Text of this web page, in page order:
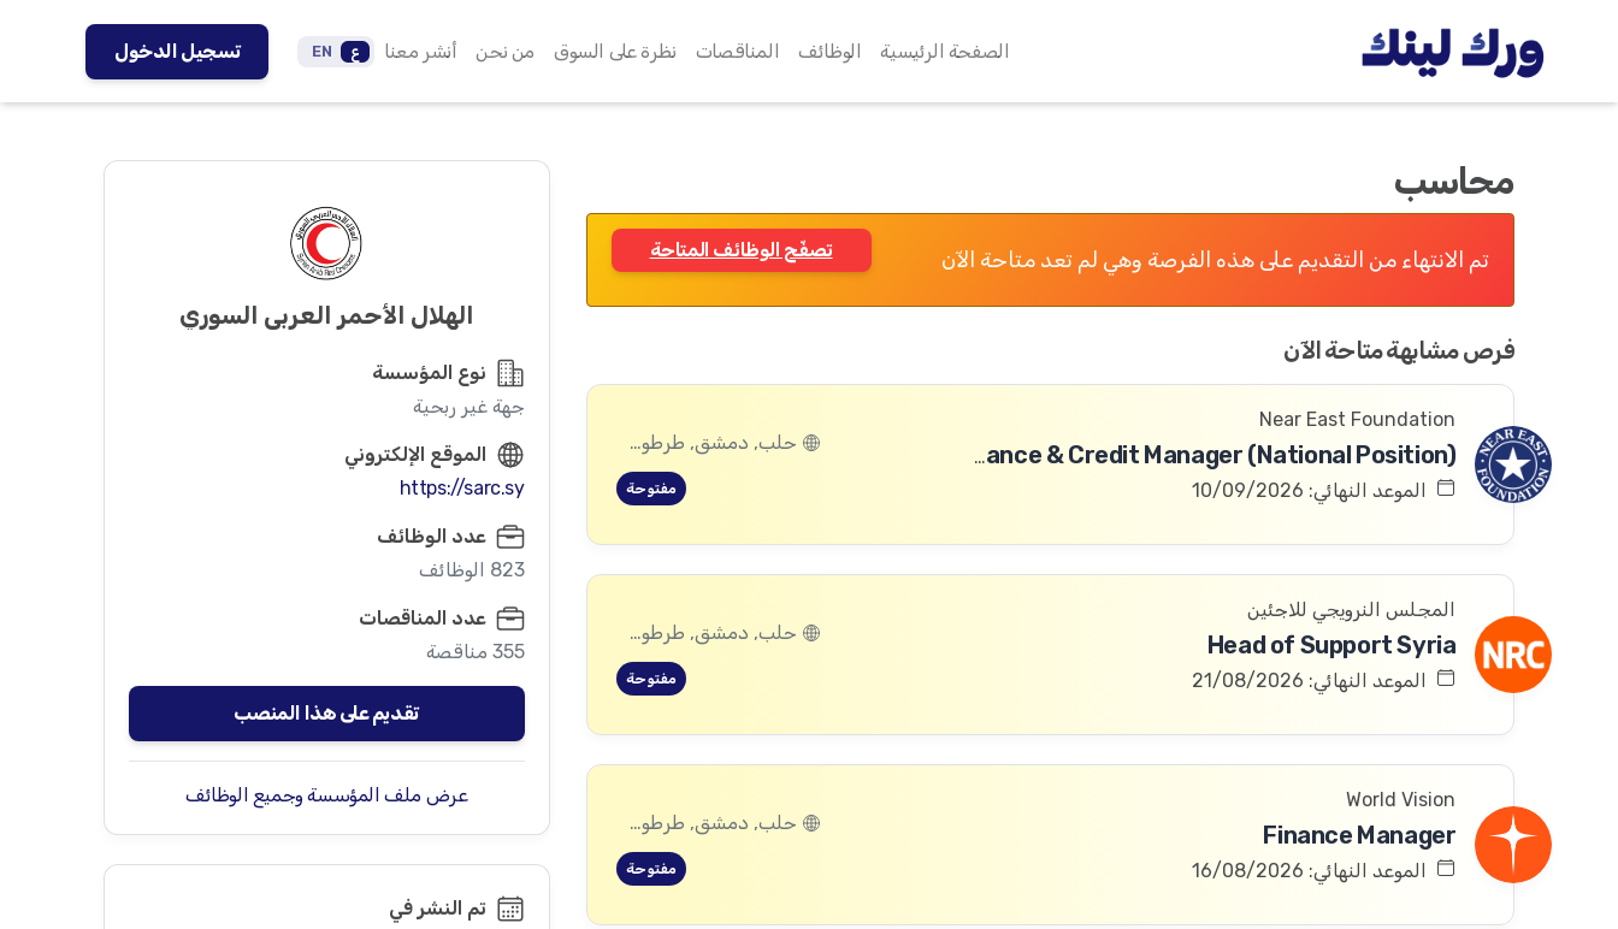
الصفحة الرئيسية الوظائف المناقصات نظرة على السوق من نحن أنشر معنا ع EN تسجيل الدخول
محاسب
تم الانتهاء من التقديم على هذه الفرصة وهي لم تعد متاحة الآن تصفّح الوظائف المتاحة
فرص مشابهة متاحة الآن
Near East Foundation
Enterprise Finance & Credit Manager (National Position)
الموعد النهائي: 10/09/2026
حلب, دمشق, طرطوس, ريف دمشق, ديرالزور, درعا, السويداء, إدلب, القنيطرة, اللاذقية, الرقة, حمص, الحسكة, حماة
مفتوحة
المجلس النرويجي للاجئين
Head of Support Syria
الموعد النهائي: 21/08/2026
حلب, دمشق, طرطوس, ريف دمشق, ديرالزور, درعا, السويداء, إدلب, القنيطرة, اللاذقية, الرقة, حمص, الحسكة, حماة
مفتوحة
World Vision
Finance Manager
الموعد النهائي: 16/08/2026
حلب, دمشق, طرطوس, ريف دمشق, ديرالزور, درعا, السويداء, إدلب, القنيطرة, اللاذقية, الرقة, حمص, الحسكة, حماة
مفتوحة
الهلال الأحمر العربي السوري
نوع المؤسسة
جهة غير ربحية
الموقع الإلكتروني
https://sarc.sy
عدد الوظائف
823 الوظائف
عدد المناقصات
355 مناقصة
تقديم على هذا المنصب
عرض ملف المؤسسة وجميع الوظائف
تم النشر في